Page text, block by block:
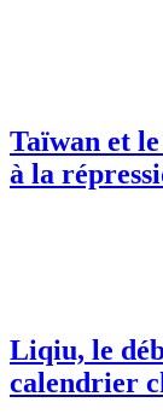
Taïwan et
à la
Liqiu, le
calendrier